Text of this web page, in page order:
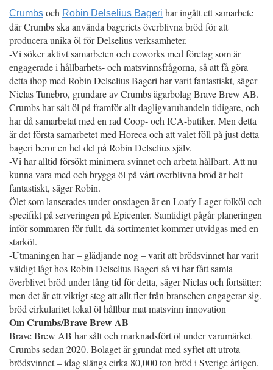
Crumbs och Robin Delselius Bageri har ingått ett samarbete
där Crumbs ska använda bageriets överblivna bröd för att
producera unika öl för Delselius verksamheter.
-Vi söker aktivt samarbeten och coworks med företag som är
engagerade i hållbarhets- och matsvinnsfrågorna, så att få göra
detta ihop med Robin Delselius Bageri har varit fantastiskt, säger
Niclas Tunebro, grundare av Crumbs ägarbolag Brave Brew AB.
Crumbs har sålt öl på framför allt dagligvaruhandeln tidigare, och
har då samarbetat med en rad Coop- och ICA-butiker. Men detta
är det första samarbetet med Horeca och att valet föll på just detta
bageri beror en hel del på Robin Delselius själv.
-Vi har alltid försökt minimera svinnet och arbeta hållbart. Att nu
kunna vara med och brygga öl på vårt överblivna bröd är helt
fantastiskt, säger Robin.
Ölet som lanserades under onsdagen är en Loafy Lager folköl och
specifikt på serveringen på Epicenter. Samtidigt pågår planeringen
inför sommaren för fullt, då sortimentet kommer utvidgas med en
starköl.
-Utmaningen har – glädjande nog – varit att brödsvinnet har varit
väldigt lågt hos Robin Delselius Bageri så vi har fått samla
överblivet bröd under lång tid för detta, säger Niclas och fortsätter:
men det är ett viktigt steg att allt fler från branschen engagerar sig.
bröd cirkularitet lokal öl hållbar mat matsvinn innovation
Om Crumbs/Brave Brew AB
Brave Brew AB har sålt och marknadsfört öl under varumärket
Crumbs sedan 2020. Bolaget är grundat med syftet att utrota
brödsvinnet – idag slängs cirka 80,000 ton bröd i Sverige årligen.